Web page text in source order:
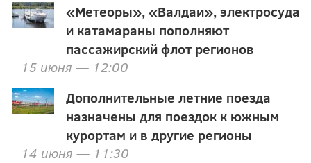
«Метеоры», «Валдаи», электросуда
и катамараны пополняют
пассажирский флот регионов
15 июня — 12:00
Дополнительные летние поезда
назначены для поездок к южным
курортам и в другие регионы
14 июня — 11:30